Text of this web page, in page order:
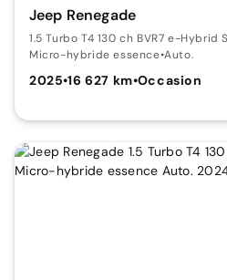
Jeep Renegade
1.5 Turbo T4 130 ch BVR7 e-Hybrid
Micro-hybride essence•Auto.
2025•16 627 km•Occasion